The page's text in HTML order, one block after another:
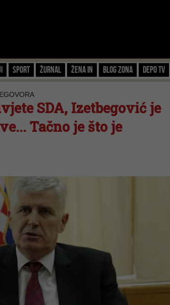
Sport Žurnal Žena IN Blog zona Depo TV
SDA, Izetbegović je
Tačno je što je